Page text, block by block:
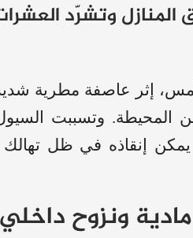
المنازل وتشرّد
إثر عاصفة مطرية
المحيطة. وتسببت
يمكن إنقاذه في ظل تهالك
ونزوح